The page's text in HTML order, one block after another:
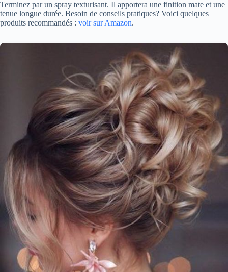
Terminez par un spray texturisant. Il apportera une finition mate et une
tenue longue durée. Besoin de conseils pratiques? Voici quelques
produits recommandés : voir sur Amazon.